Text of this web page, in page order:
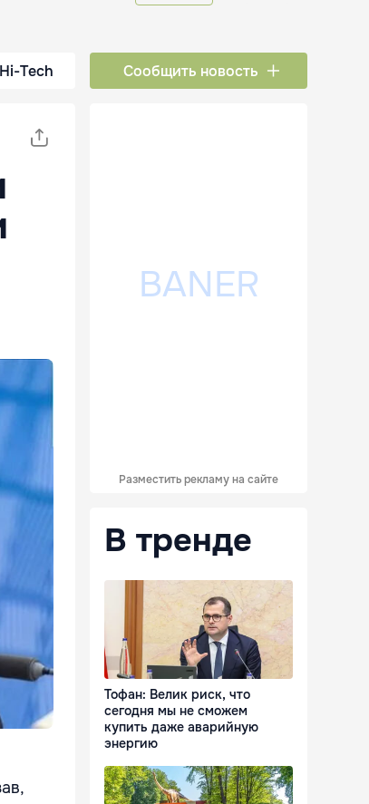
Hi-Tech Сообщить новость
Разместить рекламу на сайте
В тренде
Тофан: Велик риск, что
сегодня мы не сможем
купить даже аварийную
энергию